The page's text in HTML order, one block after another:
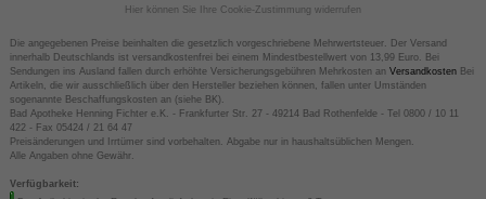
Hier können Sie Ihre Cookie-Zustimmung widerrufen
Die angegebenen Preise beinhalten die gesetzlich vorgeschriebene Mehrwertsteuer. Der Versand
innerhalb Deutschlands ist versandkostenfrei bei einem Mindestbestellwert von 13,99 Euro. Bei
Sendungen ins Ausland fallen durch erhöhte Versicherungsgebühren Mehrkosten an VersandkostenBei
Artikeln, die wir ausschließlich über den Hersteller beziehen können, fallen unter Umständen
sogenannte Beschaffungskosten an (siehe BK).
Bad Apotheke Henning Fichter e.K. - Frankfurter Str. 27 - 49214 Bad Rothenfelde - Tel 0800 / 10 11
422 - Fax 05424 / 21 64 47
Preisänderungen und Irrtümer sind vorbehalten. Abgabe nur in haushaltsüblichen Mengen.
Alle Angaben ohne Gewähr.
Verfügbarkeit: